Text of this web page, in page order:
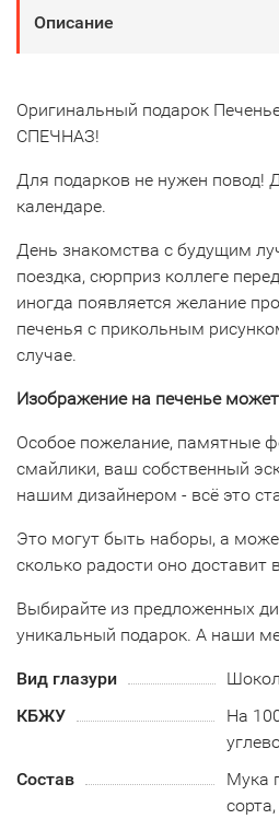
Описание
Оригинальный подарок
СПЕЧНАЗ!
Для подарков не нужен повод!
календаре.
День знакомства с будущим
поездка, сюрприз коллеге
иногда появляется желание
печенья с прикольным
случае.
Изображение на печенье
Особое пожелание, памятные
смайлики, ваш собственный
нашим дизайнером - всё это
Это могут быть наборы, а
сколько радости оно
Выбирайте из предложенных
уникальный подарок. А наши
Вид глазури
КБЖУ
На
Состав
Мука